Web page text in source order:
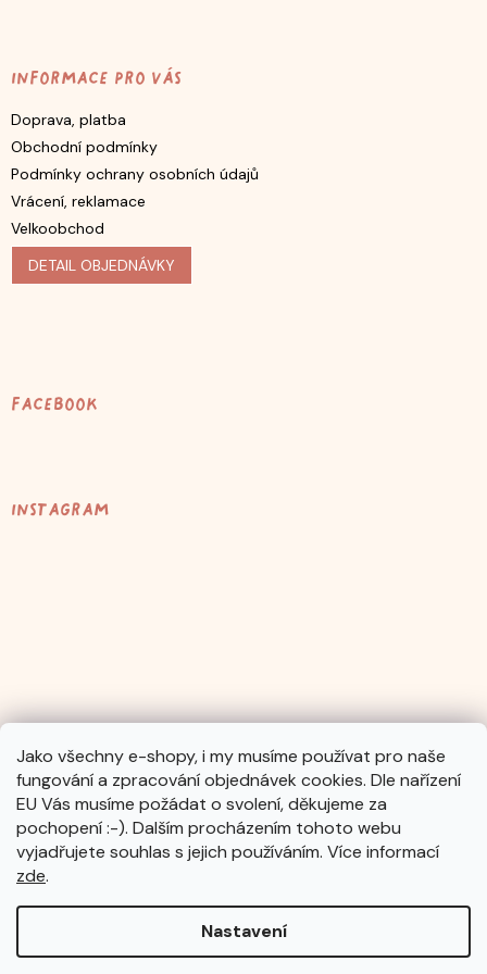
Jako všechny e-shopy, i my musíme používat pro naše
fungování a zpracování objednávek cookies. Dle nařízení
EU Vás musíme požádat o svolení, děkujeme za
pochopení :-). Dalším procházením tohoto webu
vyjadřujete souhlas s jejich používáním. Více informací
zde.
Nastavení
Informace pro vás
Doprava, platba
Obchodní podmínky
Podmínky ochrany osobních údajů
Vrácení, reklamace
Velkoobchod
DETAIL OBJEDNÁVKY
Facebook
Instagram
Sledovat na Instagramu
Vytvořil Shoptet